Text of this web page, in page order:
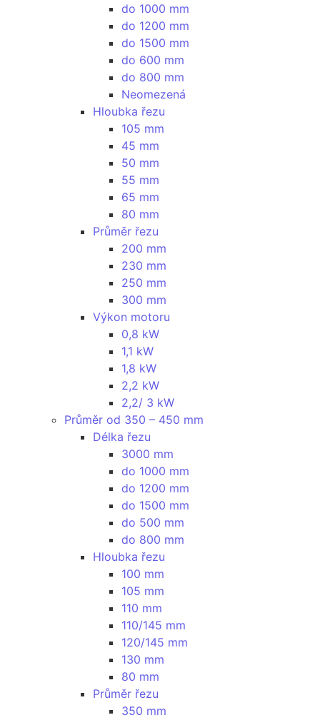
do 1000 mm
do 1200 mm
do 1500 mm
do 600 mm
do 800 mm
Neomezená
Hloubka řezu
105 mm
45 mm
50 mm
55 mm
65 mm
80 mm
Průměr řezu
200 mm
230 mm
250 mm
300 mm
Výkon motoru
0,8 kW
1,1 kW
1,8 kW
2,2 kW
2,2/ 3 kW
Průměr od 350 – 450 mm
Délka řezu
3000 mm
do 1000 mm
do 1200 mm
do 1500 mm
do 500 mm
do 800 mm
Hloubka řezu
100 mm
105 mm
110 mm
110/145 mm
120/145 mm
130 mm
80 mm
Průměr řezu
350 mm